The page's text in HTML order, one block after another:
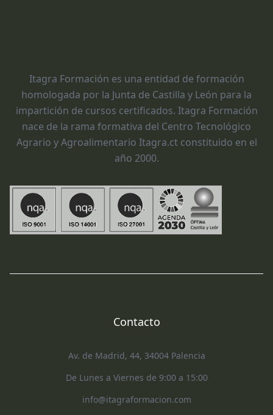
Itagra Formación es una entidad de formación
homologada por la Junta de Castilla y León para la
impartición de cursos certificados. Itagra Formación
nace de la rama formativa del Centro Tecnológico
Agrario y Agroalimentario Itagra.ct constituido en el
año 2000.
Contacto
Av. de Madrid, 44, 34004 Palencia
De Lunes a Viernes de 9:00 a 15:00
info@itagraformacion.com